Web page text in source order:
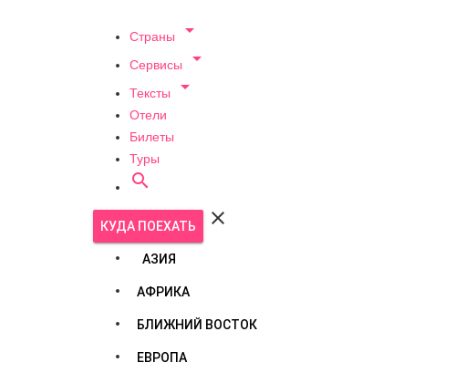
Страны 
Сервисы 
Тексты 
Отели
Билеты
Туры

КУДА ПОЕХАТЬ 
АЗИЯ
АФРИКА
БЛИЖНИЙ ВОСТОК
ЕВРОПА